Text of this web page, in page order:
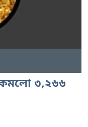
কমলো ৩,২৬৬